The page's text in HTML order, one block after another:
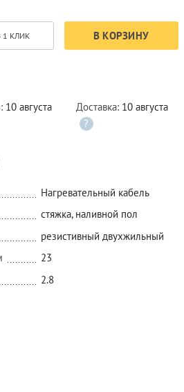
1 КЛИК В КОРЗИНУ
10 августа
Доставка: 10 августа
?
Нагревательный кабель
стяжка, наливной пол
резистивный двухжильный
23
2.8